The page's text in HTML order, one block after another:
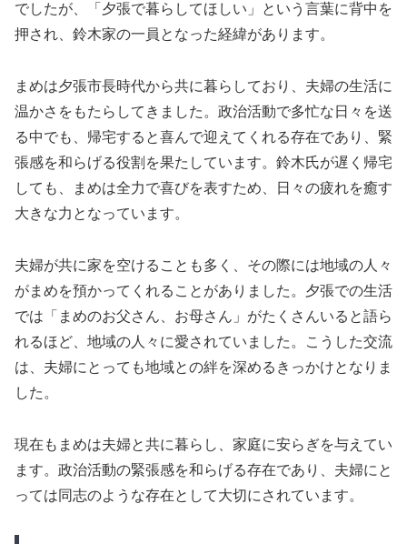
でしたが、「夕張で暮らしてほしい」という言葉に背中を
押され、鈴木家の一員となった経緯があります。
まめは夕張市長時代から共に暮らしており、夫婦の生活に
温かさをもたらしてきました。政治活動で多忙な日々を送
る中でも、帰宅すると喜んで迎えてくれる存在であり、緊
張感を和らげる役割を果たしています。鈴木氏が遅く帰宅
しても、まめは全力で喜びを表すため、日々の疲れを癒す
大きな力となっています。
夫婦が共に家を空けることも多く、その際には地域の人々
がまめを預かってくれることがありました。夕張での生活
では「まめのお父さん、お母さん」がたくさんいると語ら
れるほど、地域の人々に愛されていました。こうした交流
は、夫婦にとっても地域との絆を深めるきっかけとなりま
した。
現在もまめは夫婦と共に暮らし、家庭に安らぎを与えてい
ます。政治活動の緊張感を和らげる存在であり、夫婦にと
っては同志のような存在として大切にされています。